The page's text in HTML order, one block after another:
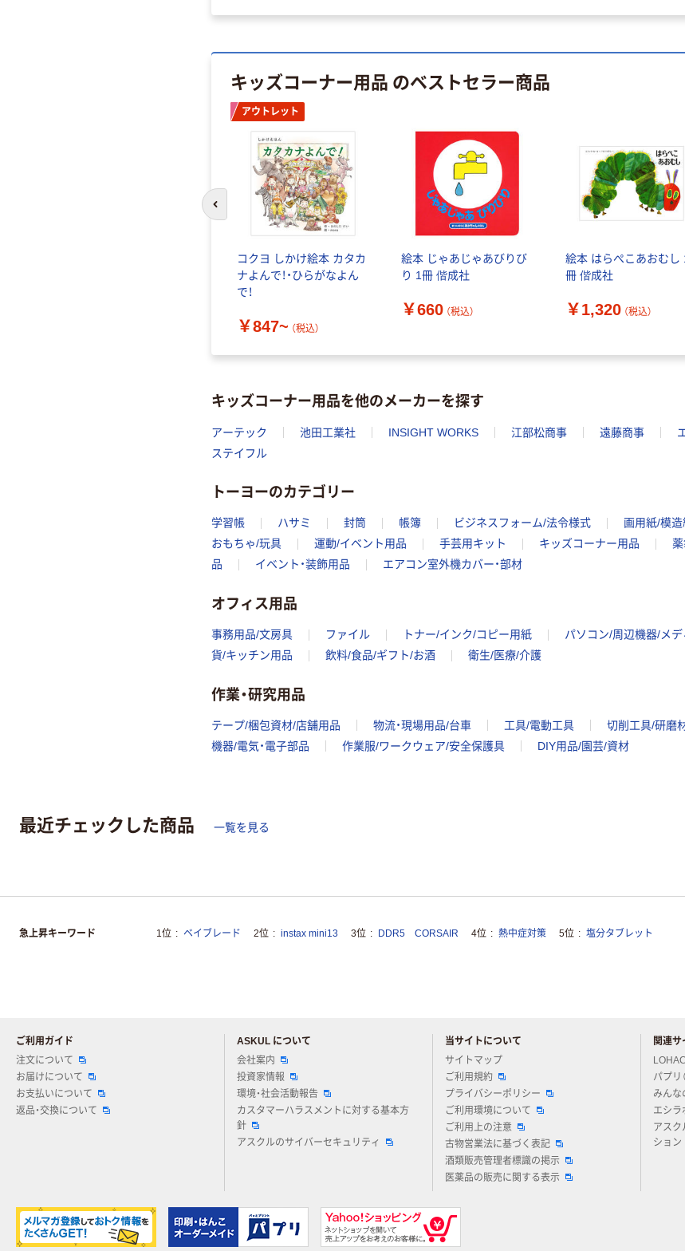
キッズコーナー用品 のベストセラー商品
アウトレット
コクヨ しかけ絵本 カタカ
ナよんで！・ひらがなよん
で！
￥847~ （税込）
絵本 じゃあじゃあびりび
り 1冊 偕成社
￥660 （税込）
絵本 はらぺこあおむし
冊 偕成社
￥1,320 （税込）
前のスライドへ
キッズコーナー用品を他のメーカーを探す
アーテック 池田工業社 INSIGHT WORKS 江部松商事 遠藤商事
ステイフル
トーヨーのカテゴリー
学習帳 ハサミ 封筒 帳簿 ビジネスフォーム/法令様式 画用紙/模
おもちゃ/玩具
運動/イベント用品 手芸用キット キッズコーナー用品
品
イベント・装飾用品 エアコン室外機カバー・部材
オフィス用品
事務用品/文房具 ファイル トナー/インク/コピー用紙 パソコン/周辺機器/メデ
貨/キッチン用品
飲料/食品/ギフト/お酒 衛生/医療/介護
作業・研究用品
テープ/梱包資材/店舗用品 物流・現場用品/台車 工具/電動工具 切削工具/研磨
機器/電気・電子部品
作業服/ワークウェア/安全保護具 DIY用品/園芸/資材
最近チェックした商品 一覧を見る
急上昇キーワード 1位 ベイブレード 2位 instax mini13 3位 DDR5 CORSAIR 4位 熱中症対策 5位 塩分タブレット
ご利用ガイド
注文について
お届けについて
お支払いについて
返品・交換について
ASKUL について
会社案内
投資家情報
環境・社会活動報告
カスタマーハラスメントに対する基本方
針
アスクルのサイバーセキュリティ
当サイトについて
サイトマップ
ご利用規約
プライバシーポリシー
ご利用環境について
ご利用上の注意
古物営業法に基づく表記
酒類販売管理者標識の掲示
医薬品の販売に関する表示
関連サ
パプリ
みんな
エシラ
アスク
ション